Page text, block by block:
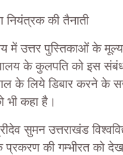
नियंत्रक की तैनाती
में उत्तर पुस्तिकाओं के
के कुलपति को इस
के लिये डिबार करने के
भी कहा है।
सुमन उत्तराखंड
प्रकरण की गम्भीरत को